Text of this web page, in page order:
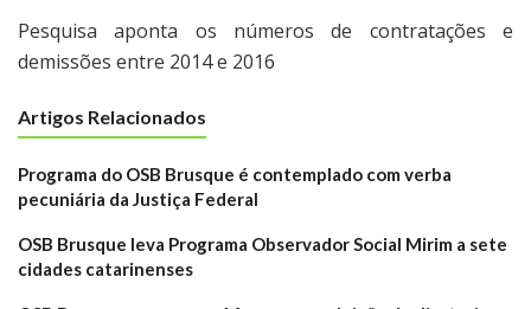
Pesquisa aponta os números de contratações e
demissões entre 2014 e 2016
Artigos Relacionados
Programa do OSB Brusque é contemplado com verba
pecuniária da Justiça Federal
OSB Brusque leva Programa Observador Social Mirim a sete
cidades catarinenses